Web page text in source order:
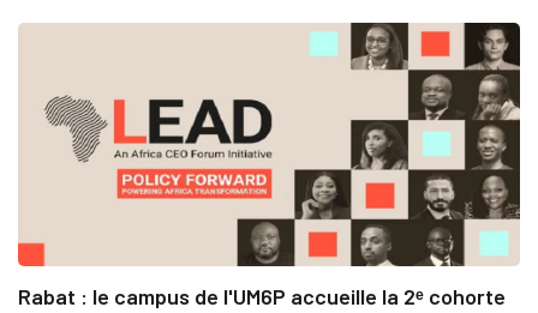
Rabat : le campus de l'UM6P accueille la 2ᵉ cohorte